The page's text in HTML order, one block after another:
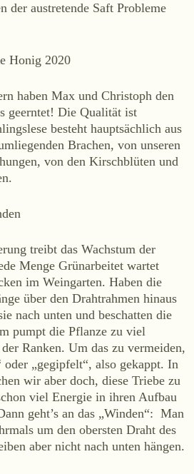
Süßwein
Fizz Rosé
Yuzu
Granatapfel
Ingwer
Ab Hof
UNS
Aktuelles
Termine
Tagebuch
Team
Presse
Kontakt
der austretende Saft Probleme
Honig 2020
haben Max und Christoph den
geerntet! Die Qualität ist
besteht hauptsächlich aus
Brachen, von unseren
von den Kirschblüten und
treibt das Wachstum der
Menge Grünarbeitet wartet
im Weingarten. Haben die
über den Drahtrahmen hinaus
nach unten und beschatten die
pumpt die Pflanze zu viel
Ranken. Um das zu vermeiden,
„gegipfelt“, also gekappt. In
wir aber doch, diese Triebe zu
viel Energie in ihren Aufbau
geht’s an das „Winden“: Man
um den obersten Draht des
aber nicht nach unten hängen.